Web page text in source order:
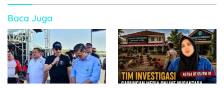
Baca Juga